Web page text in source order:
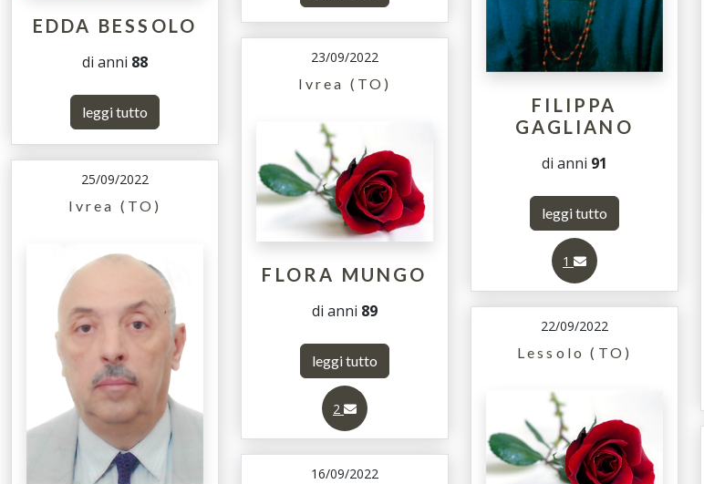
EDDA BESSOLO
di anni 88
leggi tutto
FILIPPA
GAGLIANO
di anni 91
leggi tutto
1
25/09/2022
Ivrea (TO)
23/09/2022
Ivrea (TO)
FLORA MUNGO
di anni 89
leggi tutto
2
22/09/2022
Lessolo (TO)
16/09/2022